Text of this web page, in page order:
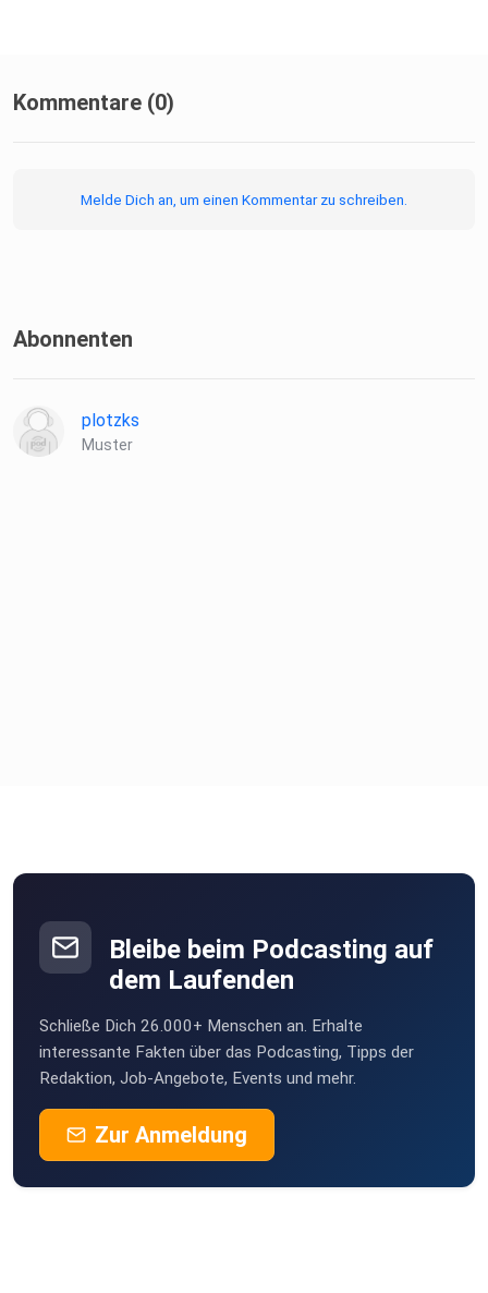
Kommentare (0)
Melde Dich an, um einen Kommentar zu schreiben.
Abonnenten
plotzks
Muster
Bleibe beim Podcasting auf
dem Laufenden
Schließe Dich 26.000+ Menschen an. Erhalte
interessante Fakten über das Podcasting, Tipps der
Redaktion, Job-Angebote, Events und mehr.
Zur Anmeldung